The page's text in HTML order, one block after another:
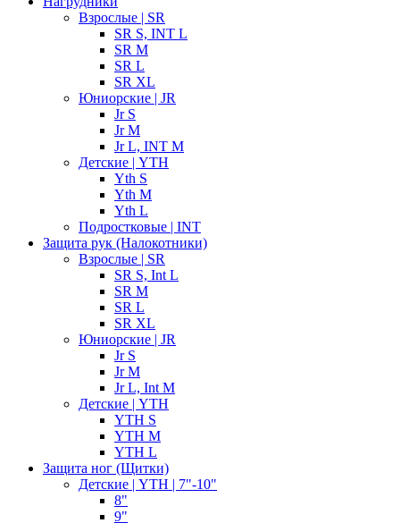
Взрослые | SR
SR S, INT L
SR M
SR L
SR XL
Юниорские | JR
Jr S
Jr M
Jr L, INT M
Детские | YTH
Yth S
Yth M
Yth L
Подростковые | INT
Защита рук (Налокотники)
Взрослые | SR
SR S, Int L
SR M
SR L
SR XL
Юниорские | JR
Jr S
Jr M
Jr L, Int M
Детские | YTH
YTH S
YTH M
YTH L
Защита ног (Щитки)
Детские | YTH | 7"-10"
8"
9"